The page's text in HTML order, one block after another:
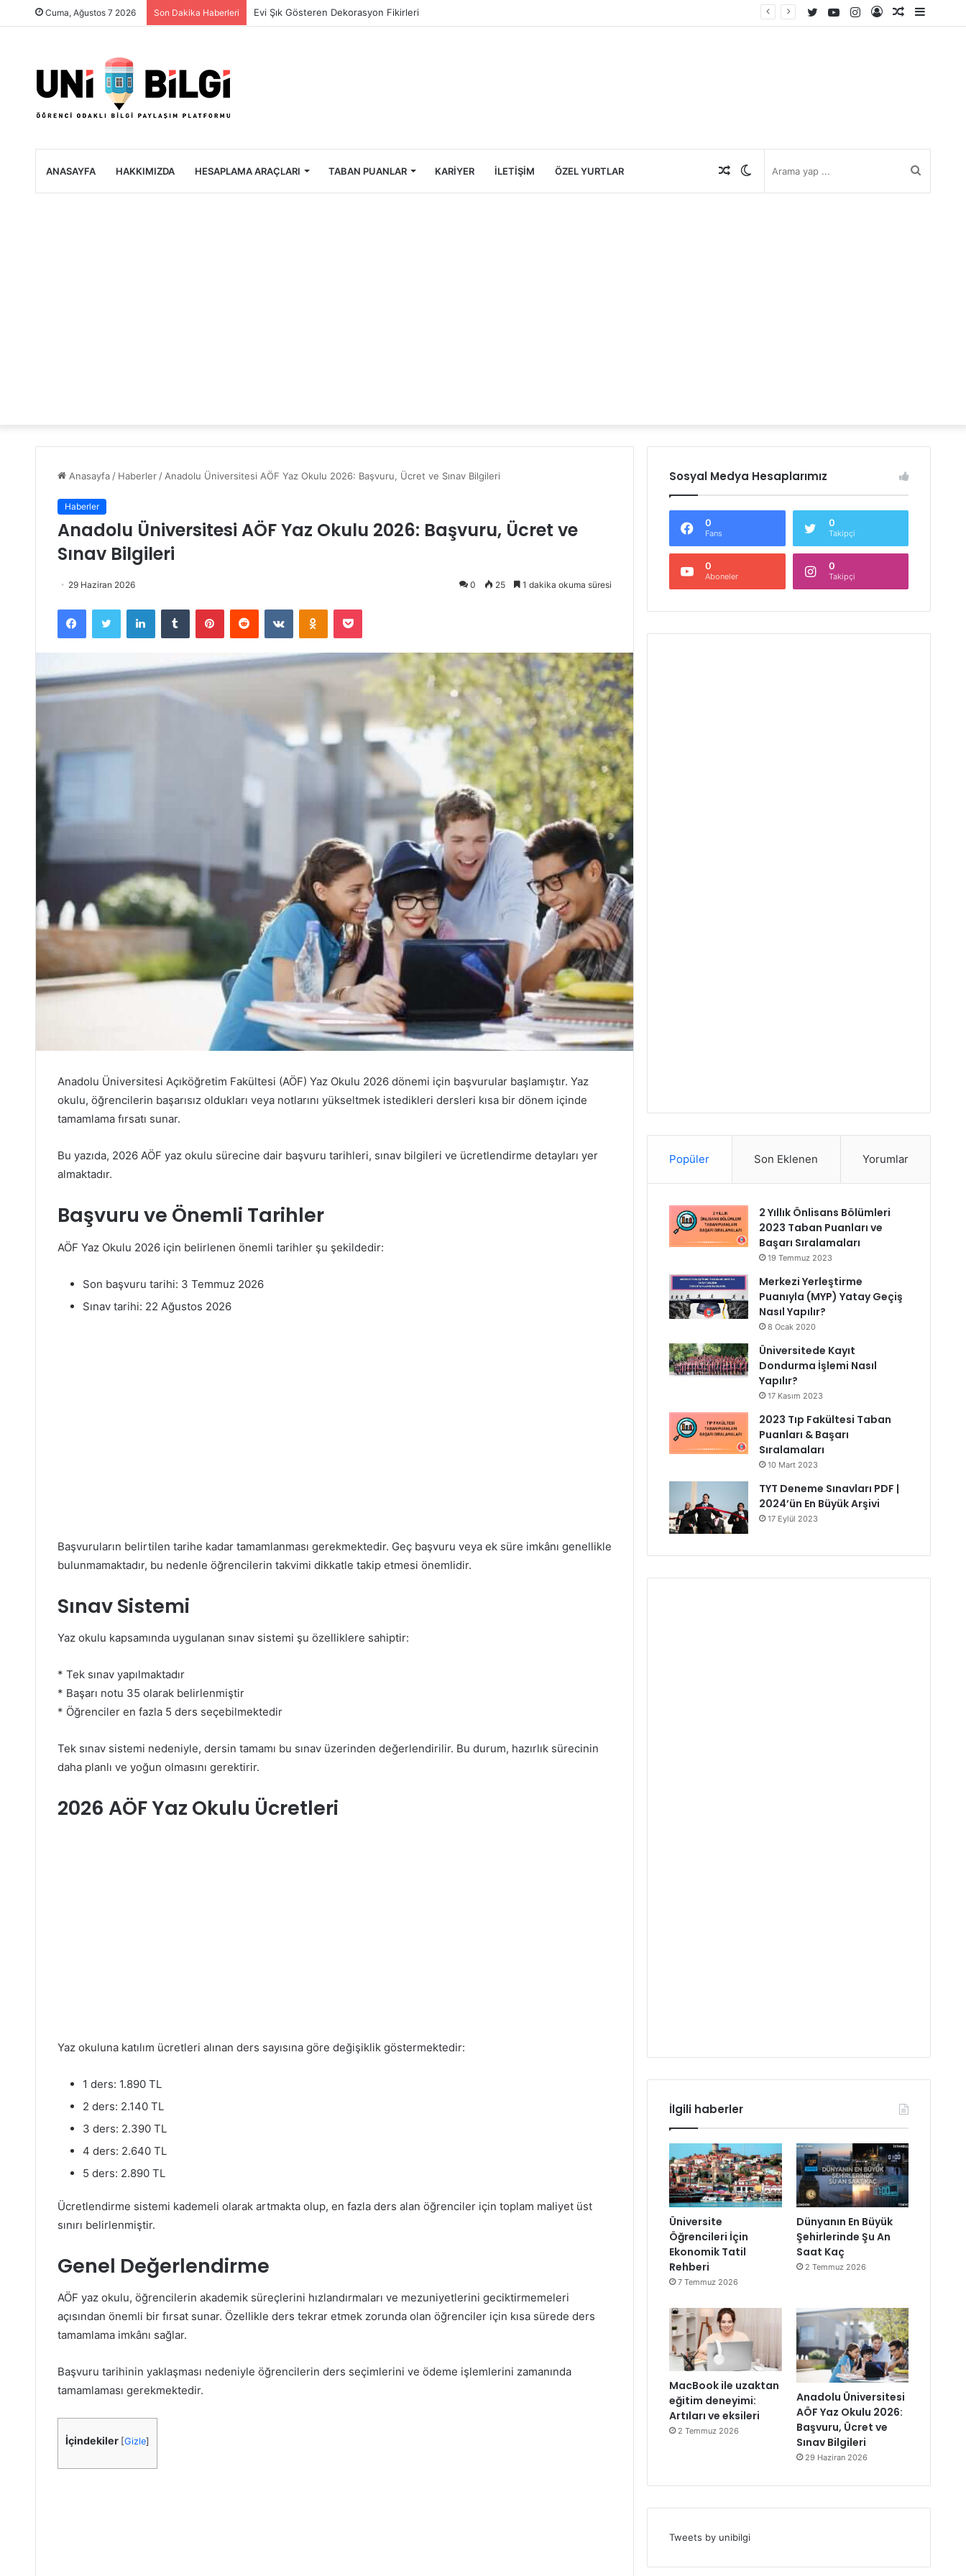
Cuma, Ağustos 7 2026 Son Dakika Haberleri Üniversite Öğrencileri İçin Ekonomik Tatil Rehberi
Rastgele
Kayıt
Instagram
YouTube
Twitter
ANASAYFA HAKKIMIZDA HESAPLAMA ARAÇLARI TABAN PUANLAR KARIYER İLETIŞIM ÖZEL YURTLAR Rastgele
Anasayfa / Haberler / Anadolu Üniversitesi AÖF Yaz Okulu 2026: Başvuru, Ücret ve Sınav Bilgileri
Haberler
Anadolu Üniversitesi AÖF Yaz Okulu 2026: Başvuru, Ücret ve
Sınav Bilgileri
29 Haziran 2026 0 25 1 dakika okuma süresi
Facebook Twitter LinkedIn Tumblr Pinterest Reddit VKontakte Odnoklassniki Pocket
Anadolu Üniversitesi Açıköğretim Fakültesi (AÖF) Yaz Okulu 2026 dönemi için başvurular başlamıştır. Yaz
okulu, öğrencilerin başarısız oldukları veya notlarını yükseltmek istedikleri dersleri kısa bir dönem içinde
tamamlama fırsatı sunar.
Bu yazıda, 2026 AÖF yaz okulu sürecine dair başvuru tarihleri, sınav bilgileri ve ücretlendirme detayları yer
almaktadır.
Başvuru ve Önemli Tarihler
AÖF Yaz Okulu 2026 için belirlenen önemli tarihler şu şekildedir:
Son başvuru tarihi: 3 Temmuz 2026
Sınav tarihi: 22 Ağustos 2026
Başvuruların belirtilen tarihe kadar tamamlanması gerekmektedir. Geç başvuru veya ek süre imkânı genellikle
bulunmamaktadır, bu nedenle öğrencilerin takvimi dikkatle takip etmesi önemlidir.
Sınav Sistemi
Yaz okulu kapsamında uygulanan sınav sistemi şu özelliklere sahiptir:
* Tek sınav yapılmaktadır
* Başarı notu 35 olarak belirlenmiştir
* Öğrenciler en fazla 5 ders seçebilmektedir
Tek sınav sistemi nedeniyle, dersin tamamı bu sınav üzerinden değerlendirilir. Bu durum, hazırlık sürecinin
daha planlı ve yoğun olmasını gerektirir.
2026 AÖF Yaz Okulu Ücretleri
Yaz okuluna katılım ücretleri alınan ders sayısına göre değişiklik göstermektedir:
1 ders: 1.890 TL
2 ders: 2.140 TL
3 ders: 2.390 TL
4 ders: 2.640 TL
5 ders: 2.890 TL
Ücretlendirme sistemi kademeli olarak artmakta olup, en fazla ders alan öğrenciler için toplam maliyet üst
sınırı belirlenmiştir.
Genel Değerlendirme
AÖF yaz okulu, öğrencilerin akademik süreçlerini hızlandırmaları ve mezuniyetlerini geciktirmemeleri
açısından önemli bir fırsat sunar. Özellikle ders tekrar etmek zorunda olan öğrenciler için kısa sürede ders
tamamlama imkânı sağlar.
Başvuru tarihinin yaklaşması nedeniyle öğrencilerin ders seçimlerini ve ödeme işlemlerini zamanında
tamamlaması gerekmektedir.
İçindekiler [Gizle]
Sosyal Medya Hesaplarımız
0
Fans
0
Takipçi
0
Aboneler
0
Takipçi
Popüler Son Eklenen Yorumlar
2 Yıllık Önlisans Bölümleri
2023 Taban Puanları ve
Başarı Sıralamaları
19 Temmuz 2023
Merkezi Yerleştirme
Puanıyla (MYP) Yatay Geçiş
Nasıl Yapılır?
8 Ocak 2020
Üniversitede Kayıt
Dondurma İşlemi Nasıl
Yapılır?
17 Kasım 2023
2023 Tıp Fakültesi Taban
Puanları & Başarı
Sıralamaları
10 Mart 2023
TYT Deneme Sınavları PDF |
2024’ün En Büyük Arşivi
17 Eylül 2023
İlgili haberler
Üniversite
Öğrencileri İçin
Ekonomik Tatil
Rehberi
7 Temmuz 2026
Dünyanın En Büyük
Şehirlerinde Şu An
Saat Kaç
2 Temmuz 2026
MacBook ile uzaktan
eğitim deneyimi:
Artıları ve eksileri
2 Temmuz 2026
Anadolu Üniversitesi
AÖF Yaz Okulu 2026:
Başvuru, Ücret ve
Sınav Bilgileri
29 Haziran 2026
Tweets by unibilgi